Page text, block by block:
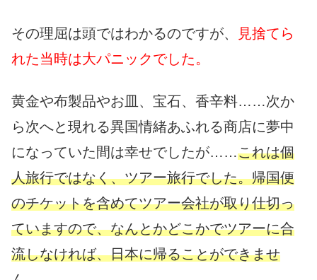
その理屈は頭ではわかるのですが、
見捨てら
れた当時は大パニックでした。
黄金や布製品やお皿、宝石、香辛料……次か
ら次へと現れる異国情緒あふれる商店に夢中
になっていた間は幸せでしたが……これは個
人旅行ではなく、ツアー旅行でした。帰国便
のチケットを含めてツアー会社が取り仕切っ
ていますので、なんとかどこかでツアーに合
流しなければ、日本に帰ることができませ